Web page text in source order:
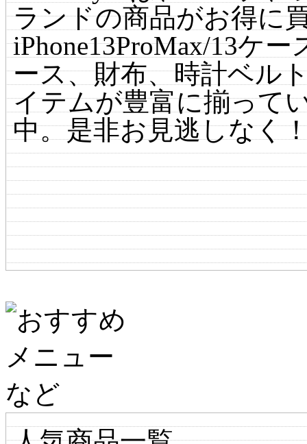
ランドの商品がお得に
iPhone13ProMax/13ケー
ース、財布、時計ベル
イテムが豊富に揃って
中。是非お見逃しなく